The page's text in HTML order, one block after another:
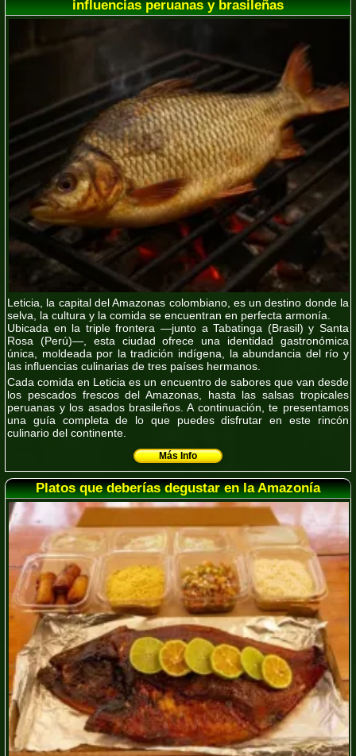
influencias peruanas y brasileñas
Leticia, la capital del Amazonas colombiano, es un destino donde la
selva, la cultura y la comida se encuentran en perfecta armonía.
Ubicada en la triple frontera —junto aTabatinga (Brasil) y Santa
Rosa (Perú)—, esta ciudad ofrece una identidad gastronómica
única , moldeada por la tradición indígena, la abundancia del río y
las influencias culinarias de tres países hermanos.
Cada comida en Leticia es un encuentro de sabores que van desde
los pescados frescos del Amazonas , hasta lassalsas tropicales
peruanas y los asados brasileños . A continuación, te presentamos
una guía completa de lo que puedes disfrutar en este rincón
culinario del continente.
Más Info
Platos que deberías degustar en la Amazonía